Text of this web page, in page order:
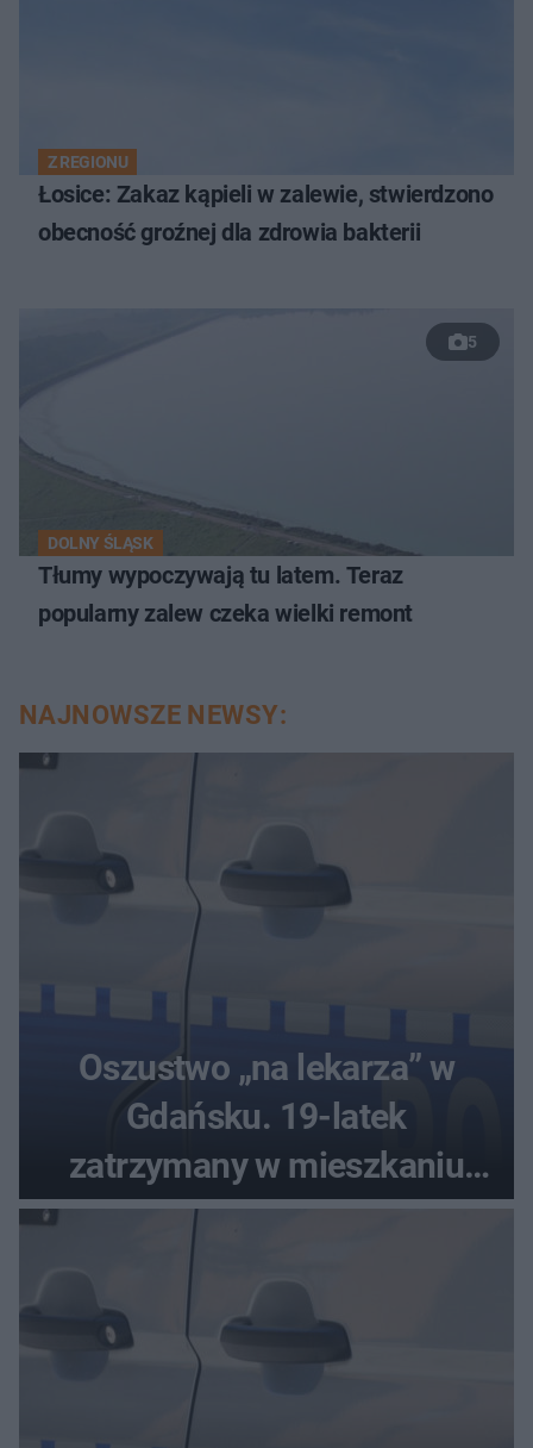
Z REGIONU
Łosice: Zakaz kąpieli w zalewie, stwierdzono
obecność groźnej dla zdrowia bakterii
5
DOLNY ŚLĄSK
Tłumy wypoczywają tu latem. Teraz
popularny zalew czeka wielki remont
NAJNOWSZE NEWSY:
Oszustwo „na lekarza” w
Gdańsku. 19-latek
zatrzymany w mieszkaniu
seniora